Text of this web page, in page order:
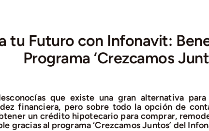
tu Futuro con Infonavit:
Programa ‘Crezcamos
que existe una gran alternativa
financiera, pero sobre todo la opción de
un crédito hipotecario para comprar,
gracias al programa ‘Crezcamos Juntos’ del